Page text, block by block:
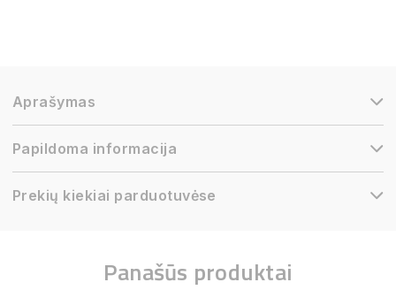
Aprašymas
Papildoma informacija
Prekių kiekiai parduotuvėse
Panašūs produktai